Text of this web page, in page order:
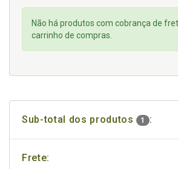
Não há produtos com cobrança de
carrinho de compras.
Sub-total dos produtos 1 :
Frete: